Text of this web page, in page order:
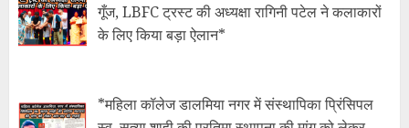
गूँज, LBFC ट्रस्ट की अध्यक्षा रागिनी पटेल ने कलाकारों
के लिए किया बड़ा ऐलान*
*महिला कॉलेज डालमिया नगर में संस्थापिका प्रिंसिपल